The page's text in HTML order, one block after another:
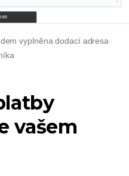
vyplněna dodací adresa
vašem